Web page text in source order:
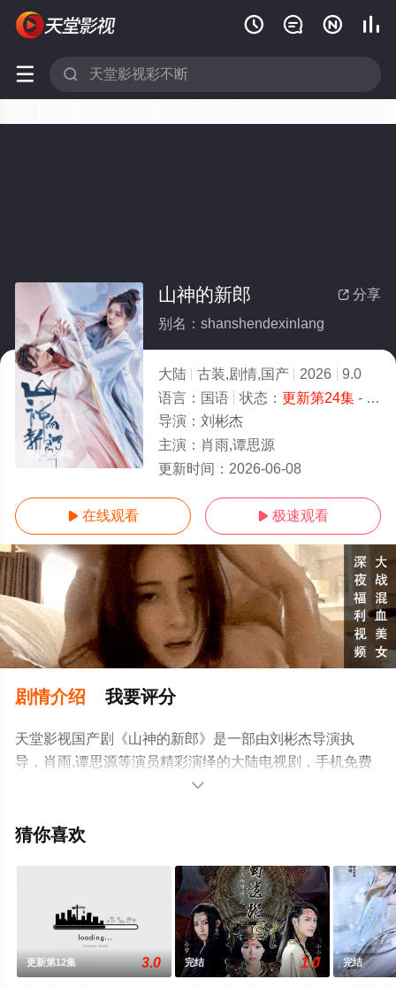
   
 
更新第24集
 分享
山神的新郎
别名：shanshendexinlang
大陆 古装,剧情,国产 2026
9.0
语言： 国语 状态： 更新第24集- 免费在线观看
导演： 刘彬杰
主演： 肖雨,谭思源
更新时间： 2026-06-08
 在线观看  极速观看
剧情介绍 我要评分
天堂影视国产剧《山神的新郎》是一部由刘彬杰导演执
导，肖雨,谭思源等演员精彩演绎的大陆电视剧，手机免费
观看高清无删减完整版电视剧全集就上天堂电影网，更多
解。

猜你喜欢
更新第12集 3.0 完结 1.0 完结